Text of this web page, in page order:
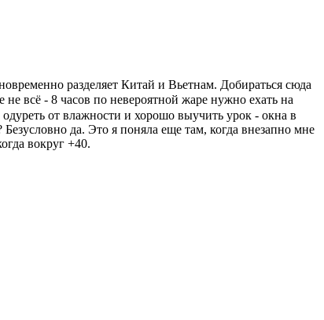
разделяет Китай и Вьетнам. Добираться сюда
всё - 8 часов по невероятной жаре нужно ехать на
от влажности и хорошо выучить урок - окна в
да. Это я поняла еще там, когда внезапно мне
вокруг +40.